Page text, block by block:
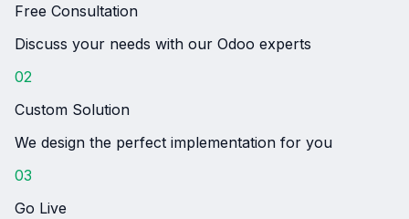
Free Consultation
Discuss your needs with our Odoo experts
02
Custom Solution
We design the perfect implementation for you
03
Go Live